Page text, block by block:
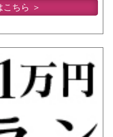
こちら ＞